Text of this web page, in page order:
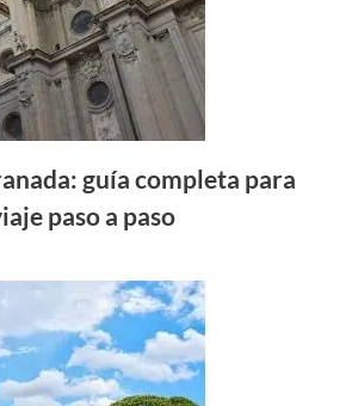
guía completa para
paso a paso